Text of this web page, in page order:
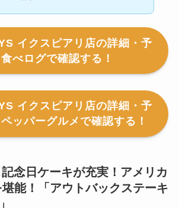
イクスピアリ店の詳細・予
べログで確認する！
イクスピアリ店の詳細・予
ッパーグルメで確認する！
念日ケーキが充実！アメリカ
能！「 アウトバックステーキ